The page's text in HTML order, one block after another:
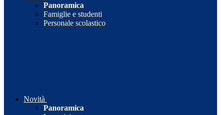
Panoramica
Famiglie e studenti
Personale scolastico
Novità
Panoramica